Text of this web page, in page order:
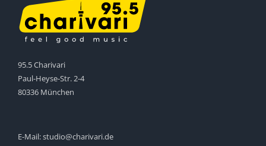
95.5 Charivari
Paul-Heyse-Str. 2-4
80336 München
E-Mail:studio@charivari.de